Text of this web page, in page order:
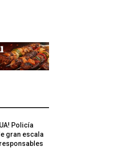
Policía
gran escala